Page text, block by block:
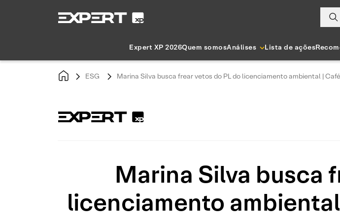
Expert XP 2026Quem somosAnálises Lista de ações
ESG Marina Silva busca frear vetos do PL do licenciamento ambiental |
Marina Silva busca
licenciamento